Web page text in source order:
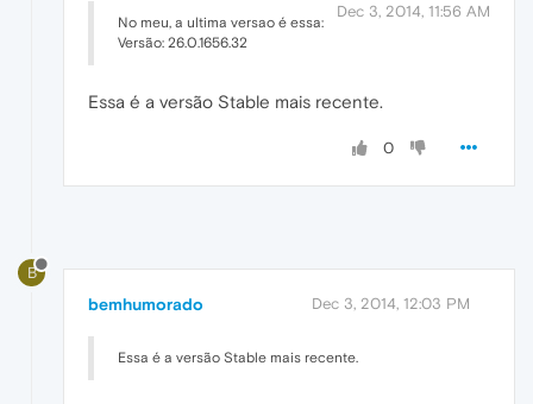
Dec 3, 2014, 11:56 AM
No meu, a ultima versao é essa:
Versão: 26.0.1656.32
Essa é a versão Stable mais recente.
0
B
bemhumorado Dec 3, 2014, 12:03 PM
Essa é a versão Stable mais recente.